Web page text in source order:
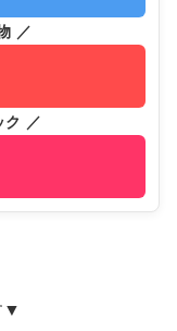
／
ク ／
▼